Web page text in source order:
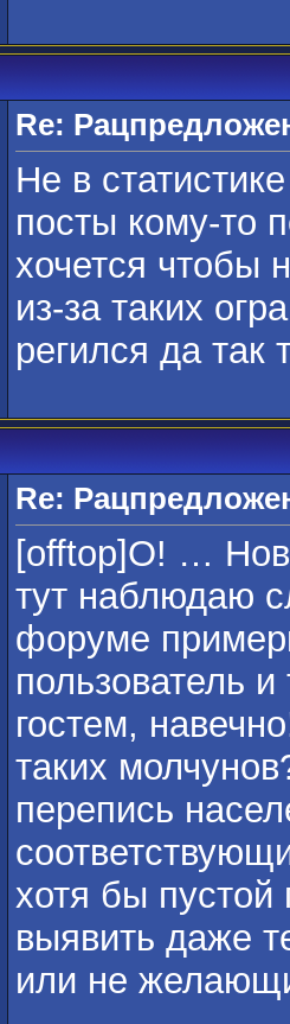
Re:
Не в
посты кому-то
хочется чтобы
из-за таких
регился да
Re:
[offtop]О! …
тут наблюдаю
форуме
пользователь
гостем,
таких
перепись
хотя бы
выявить даже
или не